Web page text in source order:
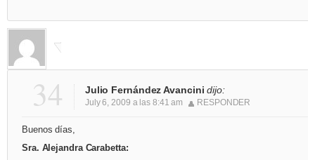
34 Julio Fernández Avancini dijo:
July 6, 2009 a las 8:41 am RESPONDER
Buenos días,
Sra. Alejandra Carabetta: